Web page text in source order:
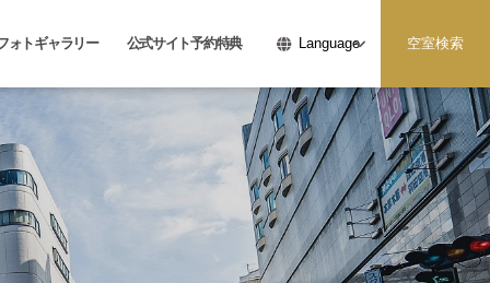
ォトギャラリー 公式サイト予約特典 Language 空室検索